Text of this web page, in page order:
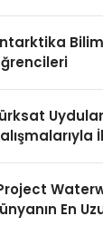
En